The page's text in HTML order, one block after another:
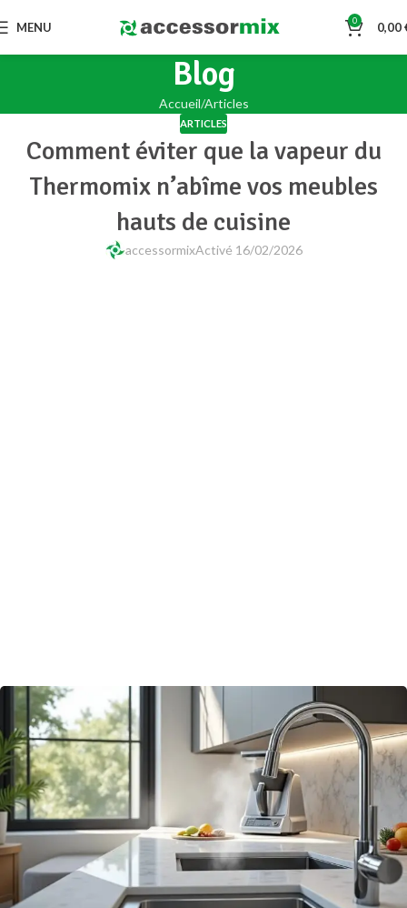
MENU 0 0,00
Blog
Accueil Articles
ARTICLES
Comment éviter que la vapeur du
Thermomix n’abîme vos meubles
hauts de cuisine
accessormixActivé 16/02/2026